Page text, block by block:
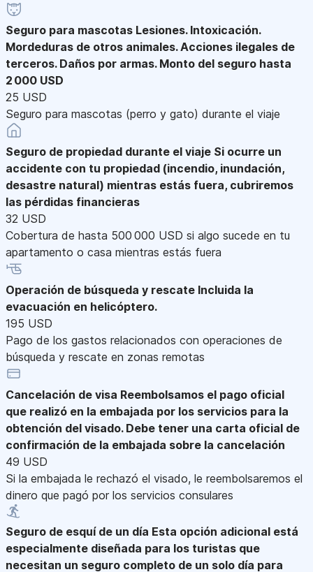
Seguro para mascotas Lesiones. Intoxicación.
Mordeduras de otros animales. Acciones ilegales de
terceros. Daños por armas. Monto del seguro hasta
2 000 USD
25 USD
Seguro para mascotas (perro y gato) durante el viaje
Seguro de propiedad durante el viaje Si ocurre un
accidente con tu propiedad (incendio, inundación,
desastre natural) mientras estás fuera, cubriremos
las pérdidas financieras
32 USD
Cobertura de hasta 500 000 USD si algo sucede en tu
apartamento o casa mientras estás fuera
Operación de búsqueda y rescate Incluida la
evacuación en helicóptero.
195 USD
Pago de los gastos relacionados con operaciones de
búsqueda y rescate en zonas remotas
Cancelación de visa Reembolsamos el pago oficial
que realizó en la embajada por los servicios para la
obtención del visado. Debe tener una carta oficial de
confirmación de la embajada sobre la cancelación
49 USD
Si la embajada le rechazó el visado, le reembolsaremos el
dinero que pagó por los servicios consulares
Seguro de esquí de un día Esta opción adicional está
especialmente diseñada para los turistas que
necesitan un seguro completo de un solo día para